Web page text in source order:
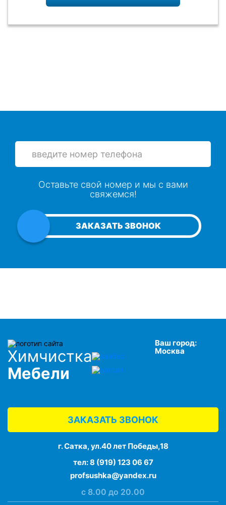
ЗАКАЗАТЬ ЗВОНОК
Оставьте свой номер и мы с вами
свяжемся!
Химчистка
Мебели
Ваш город:
Москва
ЗАКАЗАТЬ ЗВОНОК
г. Сатка, ул.40 лет Победы,18
тел:8 (919) 123 06 67
profsushka@yandex.ru
с 8.00 до 20.00